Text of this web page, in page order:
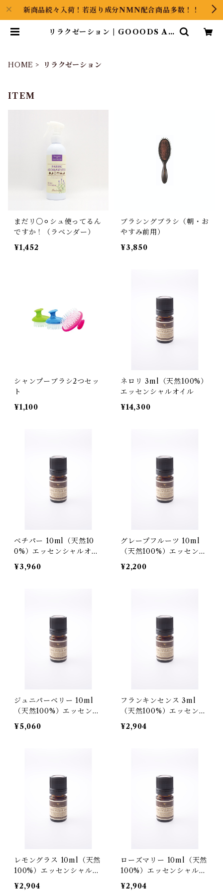
新商品続々入荷！若返り成分NMN配合商品多数！！
リラクゼーション | GOOODS AR
HOME
リラクゼーション
ITEM
まだリ○⚪︎シュ使ってるん
ですか！（ラベンダー）
¥1,452
ブラシングブラシ（朝・お
やすみ前用）
¥3,850
シャンプーブラシ2つセッ
ト
¥1,100
ネロリ 3ml（天然100%）
エッセンシャルオイル
¥14,300
ベチパー 10ml（天然10
0%）エッセンシャルオイ
ル
¥3,960
グレープフルーツ 10ml
（天然100%）エッセンシ
ャルオイル
¥2,200
ジュニパーベリー 10ml
（天然100%）エッセンシ
ャルオイル
¥5,060
フランキンセンス 3ml
（天然100%）エッセンシ
ャルオイル
¥2,904
レモングラス 10ml（天然
100%）エッセンシャルオ
イル
¥2,904
ローズマリー 10ml（天然
100%）エッセンシャルオ
イル
¥2,904